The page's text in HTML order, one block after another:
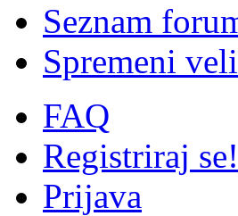
Seznam
Spremeni
FAQ
Registriraj se!
Prijava